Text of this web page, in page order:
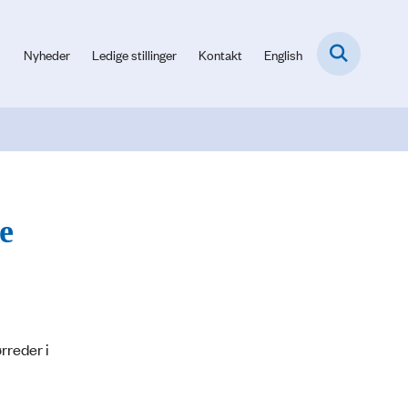
Nyheder Ledige stillinger Kontakt English
i